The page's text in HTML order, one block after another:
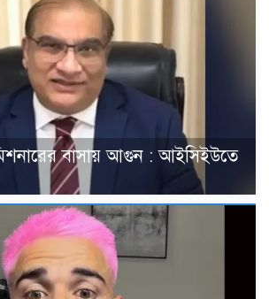
বাসায় আগুন : আইসিইউতে